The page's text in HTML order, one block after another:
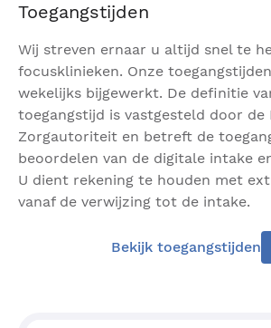
Toegangstijden
Wij streven ernaar u altijd snel te
focusklinieken. Onze
wekelijks bijgewerkt. De definitie
toegangstijd is vastgesteld door de
Zorgautoriteit en betreft de
beoordelen van de digitale intake
U dient rekening te houden met
vanaf de verwijzing tot de intake.
Bekijk toegangstijden